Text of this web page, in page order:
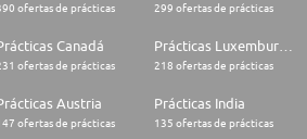
ofertas de prácticas 299 ofertas de prácticas
Canadá
ofertas de prácticas
Prácticas Luxemburgo
218 ofertas de prácticas
Austria
ofertas de prácticas
Prácticas India
135 ofertas de prácticas